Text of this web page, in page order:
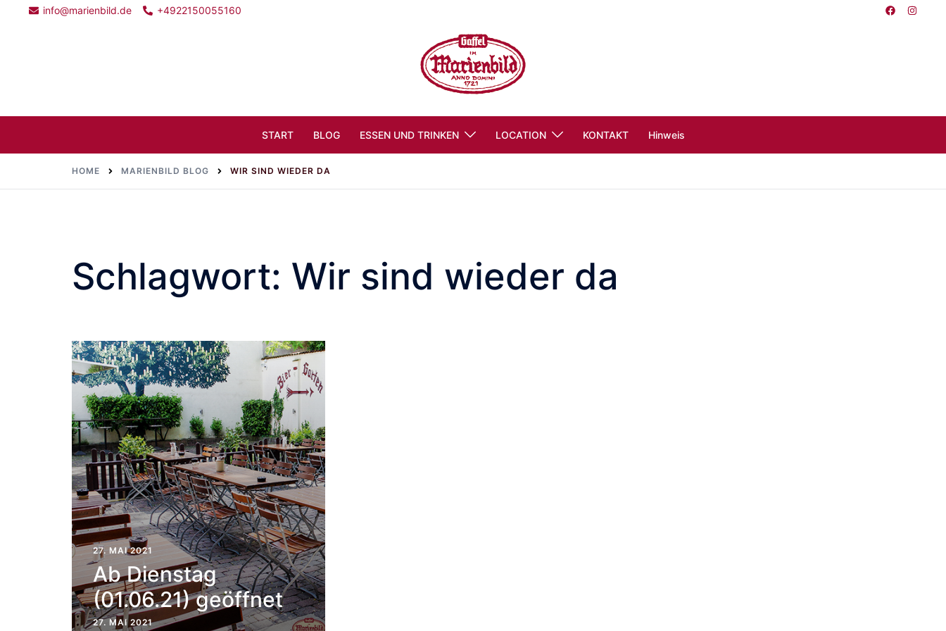
info@marienbild.de +4922150055160
START BLOG ESSEN UND TRINKEN LOCATION KONTAKT Hinweis
HOME MARIENBILD BLOG WIR SIND WIEDER DA
Schlagwort: Wir sind wieder da
27. MAI 2021
Ab Dienstag
(01.06.21) geöffnet
27. MAI 2021